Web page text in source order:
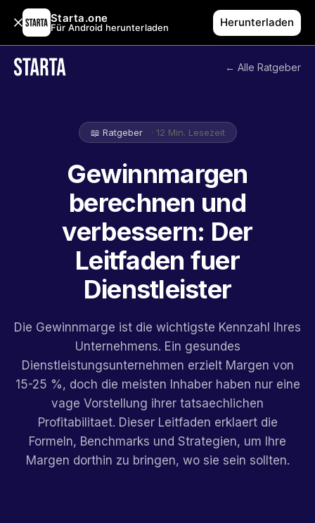
Starta.one
Für Android herunterladen Herunterladen
← Alle Ratgeber
📖 Ratgeber · 12 Min. Lesezeit
Gewinnmargen
berechnen und
verbessern: Der
Leitfaden fuer
Dienstleister
Die Gewinnmarge ist die wichtigste Kennzahl Ihres
Unternehmens. Ein gesundes
Dienstleistungsunternehmen erzielt Margen von
15-25 %, doch die meisten Inhaber haben nur eine
vage Vorstellung ihrer tatsaechlichen
Profitabilitaet. Dieser Leitfaden erklaert die
Formeln, Benchmarks und Strategien, um Ihre
Margen dorthin zu bringen, wo sie sein sollten.